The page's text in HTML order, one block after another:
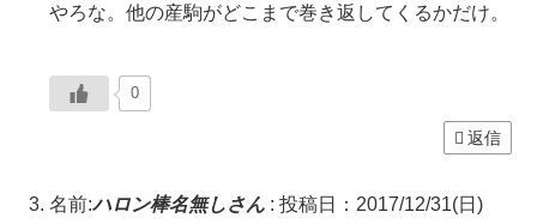
やろな。他の産駒がどこまで巻き返してくるかだけ。
0
返信
名前:ハロン棒名無しさん : 投稿日：2017/12/31(日)